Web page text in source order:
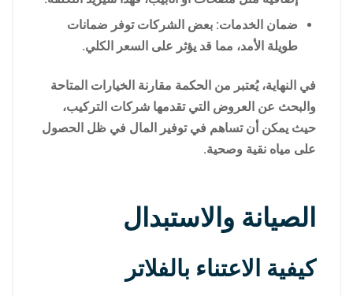
ضمان الخدمات: بعض الشركات توفر ضمانات
طويلة الأمد، مما قد يؤثر على السعر الكلي.
في النهاية، يُعتبر من الحكمة مقارنة الخيارات المتاحة
والبحث عن العروض التي تقدمها شركات التركيب،
حيث يمكن أن تساهم في توفير المال في ظل الحصول
على مياه نقية وصحية.
الصيانة والاستبدال
كيفية الاعتناء بالفلاتر